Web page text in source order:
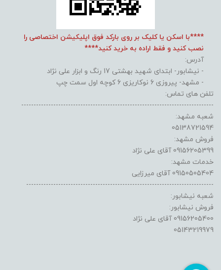
****با اسکن یا کلیک بر روی بارکد فوق اپلیکیشن اختصاصی را
نصب کنید و فقط اراده به خرید کنید****
آدرس:
- نیشابور- ابتدای شهید بهشتی 17 رنگ و ابزار علی نژاد
- مشهد- پیروزی 6 نوکاریزی 6 کوچه اول سمت چپ
تلفن های تماس:
------------------------------------------------------------------------------
شعبه مشهد:
05138721594
فروش مشهد:
09156205399 آقای علی نژاد
خدمات مشهد:
09150505404 آقای میرزایی
----------------------------------------------------------------------------
شعبه نیشابور:
فروش نیشابور:
09156205400 آقای علی نژاد
05143219979